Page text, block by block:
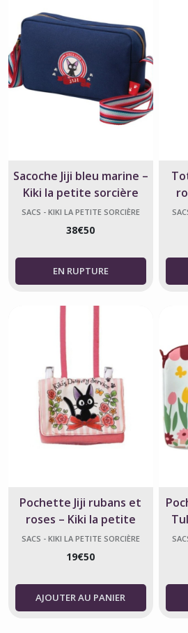
Sacoche Jiji bleu marine –
Kiki la petite sorcière
SACS - KIKI LA PETITE SORCIÈRE
38€50
Pochette Jiji rubans et
roses – Kiki la petite
sorcière
SACS - KIKI LA PETITE SORCIÈRE
19€50
AJOUTER AU PANIER